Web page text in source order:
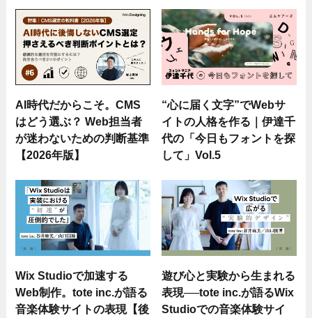
AI時代だからこそ。CMS
はどう選ぶ？ Web担当者
が迷わないための判断基準
【2026年版】
“心に届く文字”でWebサ
イトの人格を作る｜伊達千
代の「今日もフォントを探
して」Vol.5
Wix Studioで加速する
Web制作。tote inc.が語る
音楽体験サイトの表現【後
遊び心と実験から生まれる
表現──tote inc.が語るWix
Studioでの音楽体験サイ